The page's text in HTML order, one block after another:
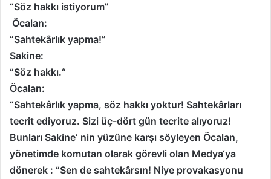
“Söz hakkı istiyorum”
Öcalan:
“Sahtekârlık yapma!”
Sakine:
“Söz hakkı.“
Öcalan:
“Sahtekârlık yapma, söz hakkı yoktur! Sahtekârları
tecrit ediyoruz. Sizi üç-dört gün tecrite alıyoruz!
Bunları Sakine‘ nin yüzüne karşı söyleyen Öcalan,
yönetimde komutan olarak görevli olan Medya‘ya
dönerek : “Sen de sahtekârsın! Niye provakasyonu